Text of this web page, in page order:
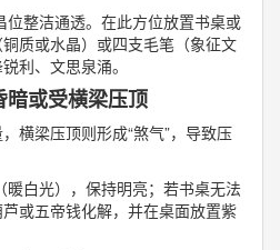
位整洁通透。在此方位放置书桌或
质或水晶）或四支毛笔（象征文
利、文思泉涌。
暗或受横梁压顶
横梁压顶则形成“煞气”，导致压
暖白光），保持明亮；若书桌无法
或五帝钱化解，并在桌面放置紫